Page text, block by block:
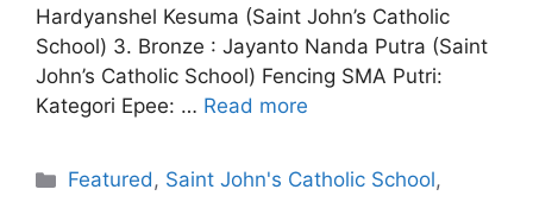
Hardyanshel Kesuma (Saint John’s Catholic
School) 3. Bronze : Jayanto Nanda Putra (Saint
John’s Catholic School) Fencing SMA Putri:
Kategori Epee: … Read more
Featured, Saint John's Catholic School,